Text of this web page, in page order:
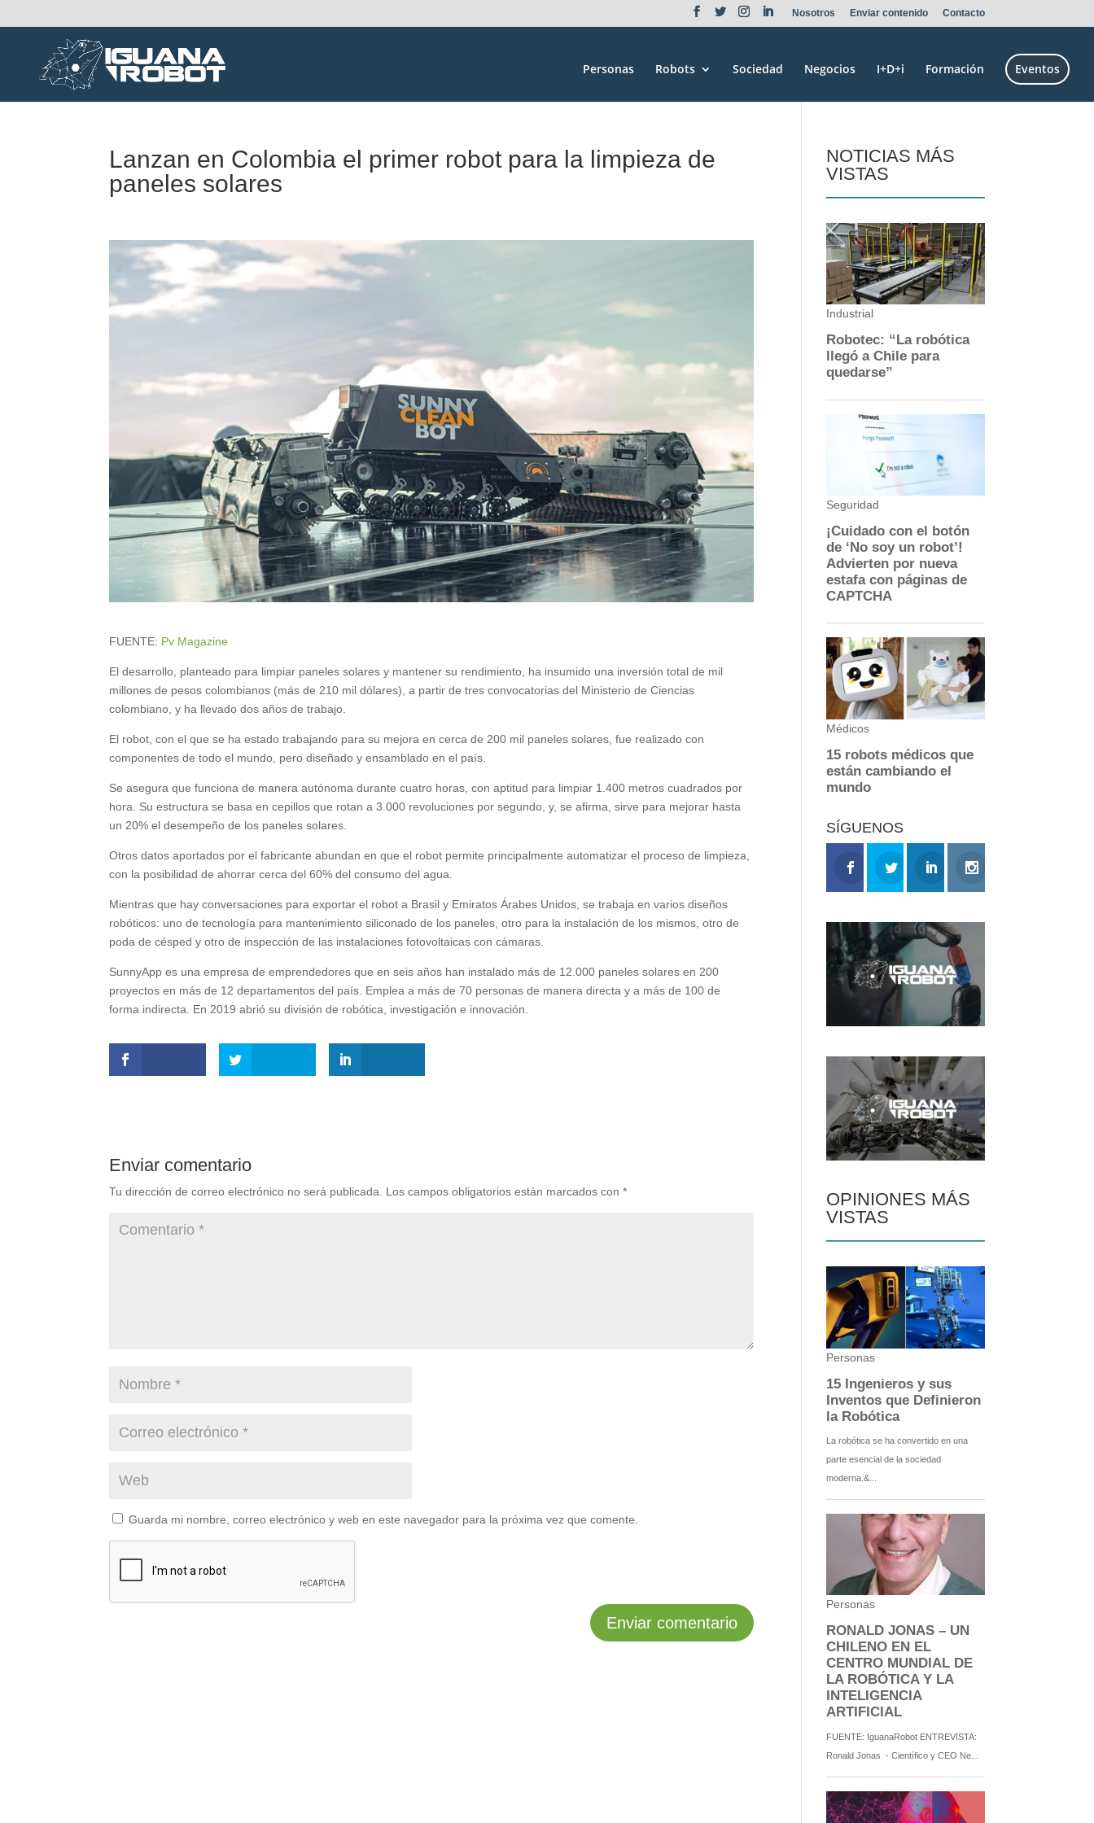
Nosotros Enviar contenido Contacto
Personas Robots Sociedad Negocios I+D+i Formación Eventos
Lanzan en Colombia el primer robot para la limpieza de
paneles solares
FUENTE: Pv Magazine
El desarrollo, planteado para limpiar paneles solares y mantener su rendimiento, ha insumido una inversión total de mil
millones de pesos colombianos (más de 210 mil dólares), a partir de tres convocatorias del Ministerio de Ciencias
colombiano, y ha llevado dos años de trabajo.
El robot, con el que se ha estado trabajando para su mejora en cerca de 200 mil paneles solares, fue realizado con
componentes de todo el mundo, pero diseñado y ensamblado en el país.
Se asegura que funciona de manera autónoma durante cuatro horas, con aptitud para limpiar 1.400 metros cuadrados por
hora. Su estructura se basa en cepillos que rotan a 3.000 revoluciones por segundo, y, se afirma, sirve para mejorar hasta
un 20% el desempeño de los paneles solares.
Otros datos aportados por el fabricante abundan en que el robot permite principalmente automatizar el proceso de limpieza,
con la posibilidad de ahorrar cerca del 60% del consumo del agua.
Mientras que hay conversaciones para exportar el robot a Brasil y Emiratos Árabes Unidos, se trabaja en varios diseños
robóticos: uno de tecnología para mantenimiento siliconado de los paneles, otro para la instalación de los mismos, otro de
poda de césped y otro de inspección de las instalaciones fotovoltaicas con cámaras.
SunnyApp es una empresa de emprendedores que en seis años han instalado más de 12.000 paneles solares en 200
proyectos en más de 12 departamentos del país. Emplea a más de 70 personas de manera directa y a más de 100 de
forma indirecta. En 2019 abrió su división de robótica, investigación e innovación.
Enviar comentario
Tu dirección de correo electrónico no será publicada. Los campos obligatorios están marcados con*
Guarda mi nombre, correo electrónico y web en este navegador para la próxima vez que comente.
NOTICIAS MÁS
VISTAS
SÍGUENOS
OPINIONES MÁS
VISTAS